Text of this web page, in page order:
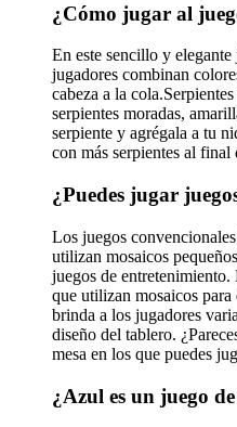
¿Cómo jugar al
En este sencillo y
jugadores combinan
cabeza a la
serpientes moradas,
serpiente y agrégala a tu
con más serpientes al final
¿Puedes jugar
Los juegos
utilizan mosaicos
juegos de entretenimiento.
que utilizan mosaicos
brinda a los jugadores
diseño del tablero.
mesa en los que puedes
¿Azul es un juego